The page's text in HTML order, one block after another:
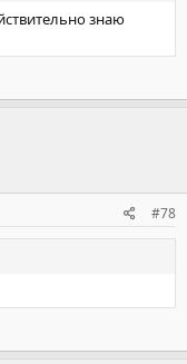
знаю
#78